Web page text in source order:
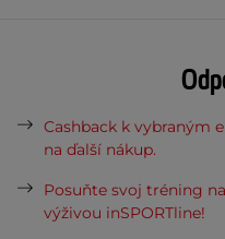
Cashback k vybraným
na ďalší nákup.
Posuňte svoj tréning
výživou inSPORTline!